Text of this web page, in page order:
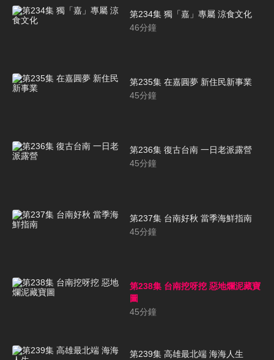
第234集 獨「嘉」專屬 涼食文化
46分鐘
第235集 在嘉圓夢 新住民新事業
45分鐘
第236集 復古台南 一日老派露營
45分鐘
第237集 台南好秋 當季海鮮指南
45分鐘
第238集 台南挖呀挖 惡地爛泥藏寶
圖
45分鐘
第239集 高雄最北端 海海人生